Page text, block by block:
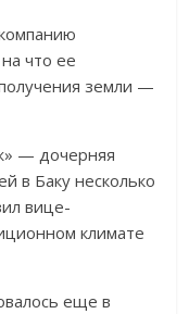
что ее
земли —
— дочерняя
в Баку несколько
вице-
климате
еще в